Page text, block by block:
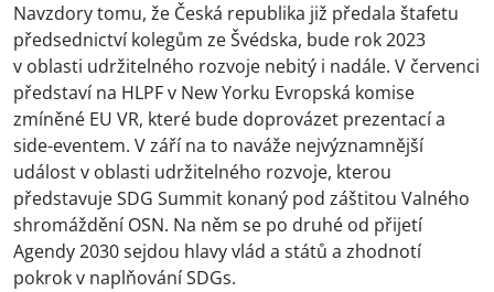
Navzdory tomu, že Česká republika již předala štafetu
předsednictví kolegům ze Švédska, bude rok 2023
v oblasti udržitelného rozvoje nebitý i nadále. V červenci
představí na HLPF v New Yorku Evropská komise
zmíněné EU VR, které bude doprovázet prezentací a
side-eventem. V září na to naváže nejvýznamnější
událost v oblasti udržitelného rozvoje, kterou
představuje SDG Summit konaný pod záštitou Valného
shromáždění OSN. Na něm se po druhé od přijetí
Agendy 2030 sejdou hlavy vlád a států a zhodnotí
pokrok v naplňování SDGs.